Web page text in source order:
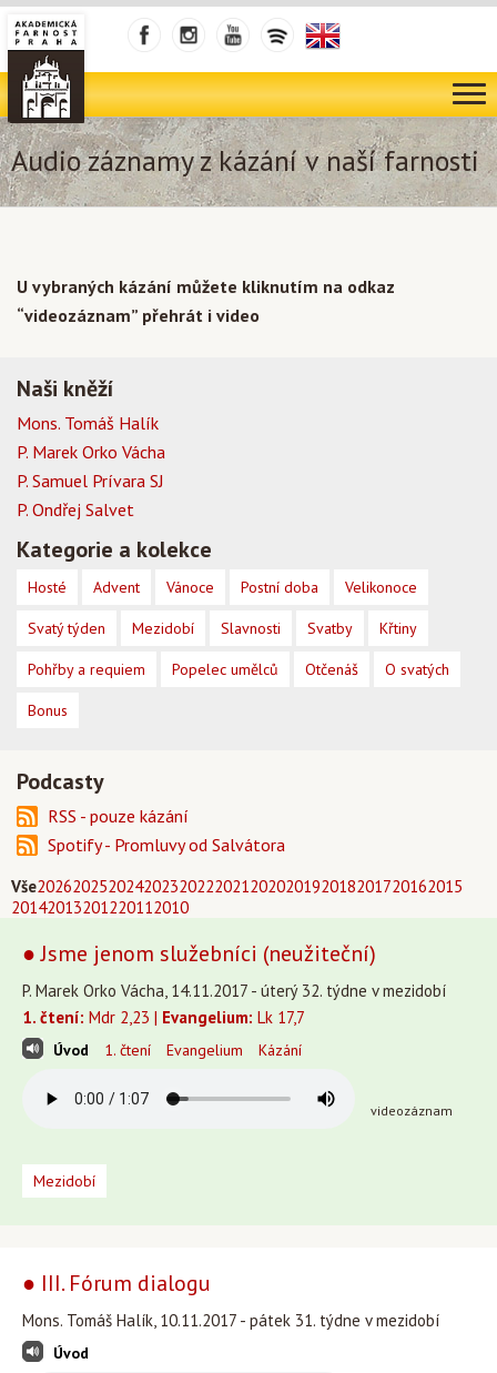
Audio záznamy z kázání v naší farnosti
Vše202620252024202320222021202020192018201720162015
20142013201220112010
● Jsme jenom služebníci (neužiteční)
P. Marek Orko Vácha, 14.11.2017 - úterý 32. týdne v mezidobí
1. čtení: Mdr 2,23 | Evangelium: Lk 17,7
Úvod 1. čtení Evangelium Kázání
videozáznam
Mezidobí
● III. Fórum dialogu
Mons. Tomáš Halík, 10.11.2017 - pátek 31. týdne v mezidobí
Úvod
U vybraných kázání můžete kliknutím na odkaz
“videozáznam” přehrát i video
Naši kněží
Mons. Tomáš Halík
P. Marek Orko Vácha
P. Samuel Prívara SJ
P. Ondřej Salvet
Kategorie a kolekce
Hosté Advent Vánoce Postní doba Velikonoce
Svatý týden Mezidobí Slavnosti Svatby Křtiny
Pohřby a requiem Popelec umělců Otčenáš O svatých
Bonus
Podcasty
RSS - pouze kázání
Spotify - Promluvy od Salvátora